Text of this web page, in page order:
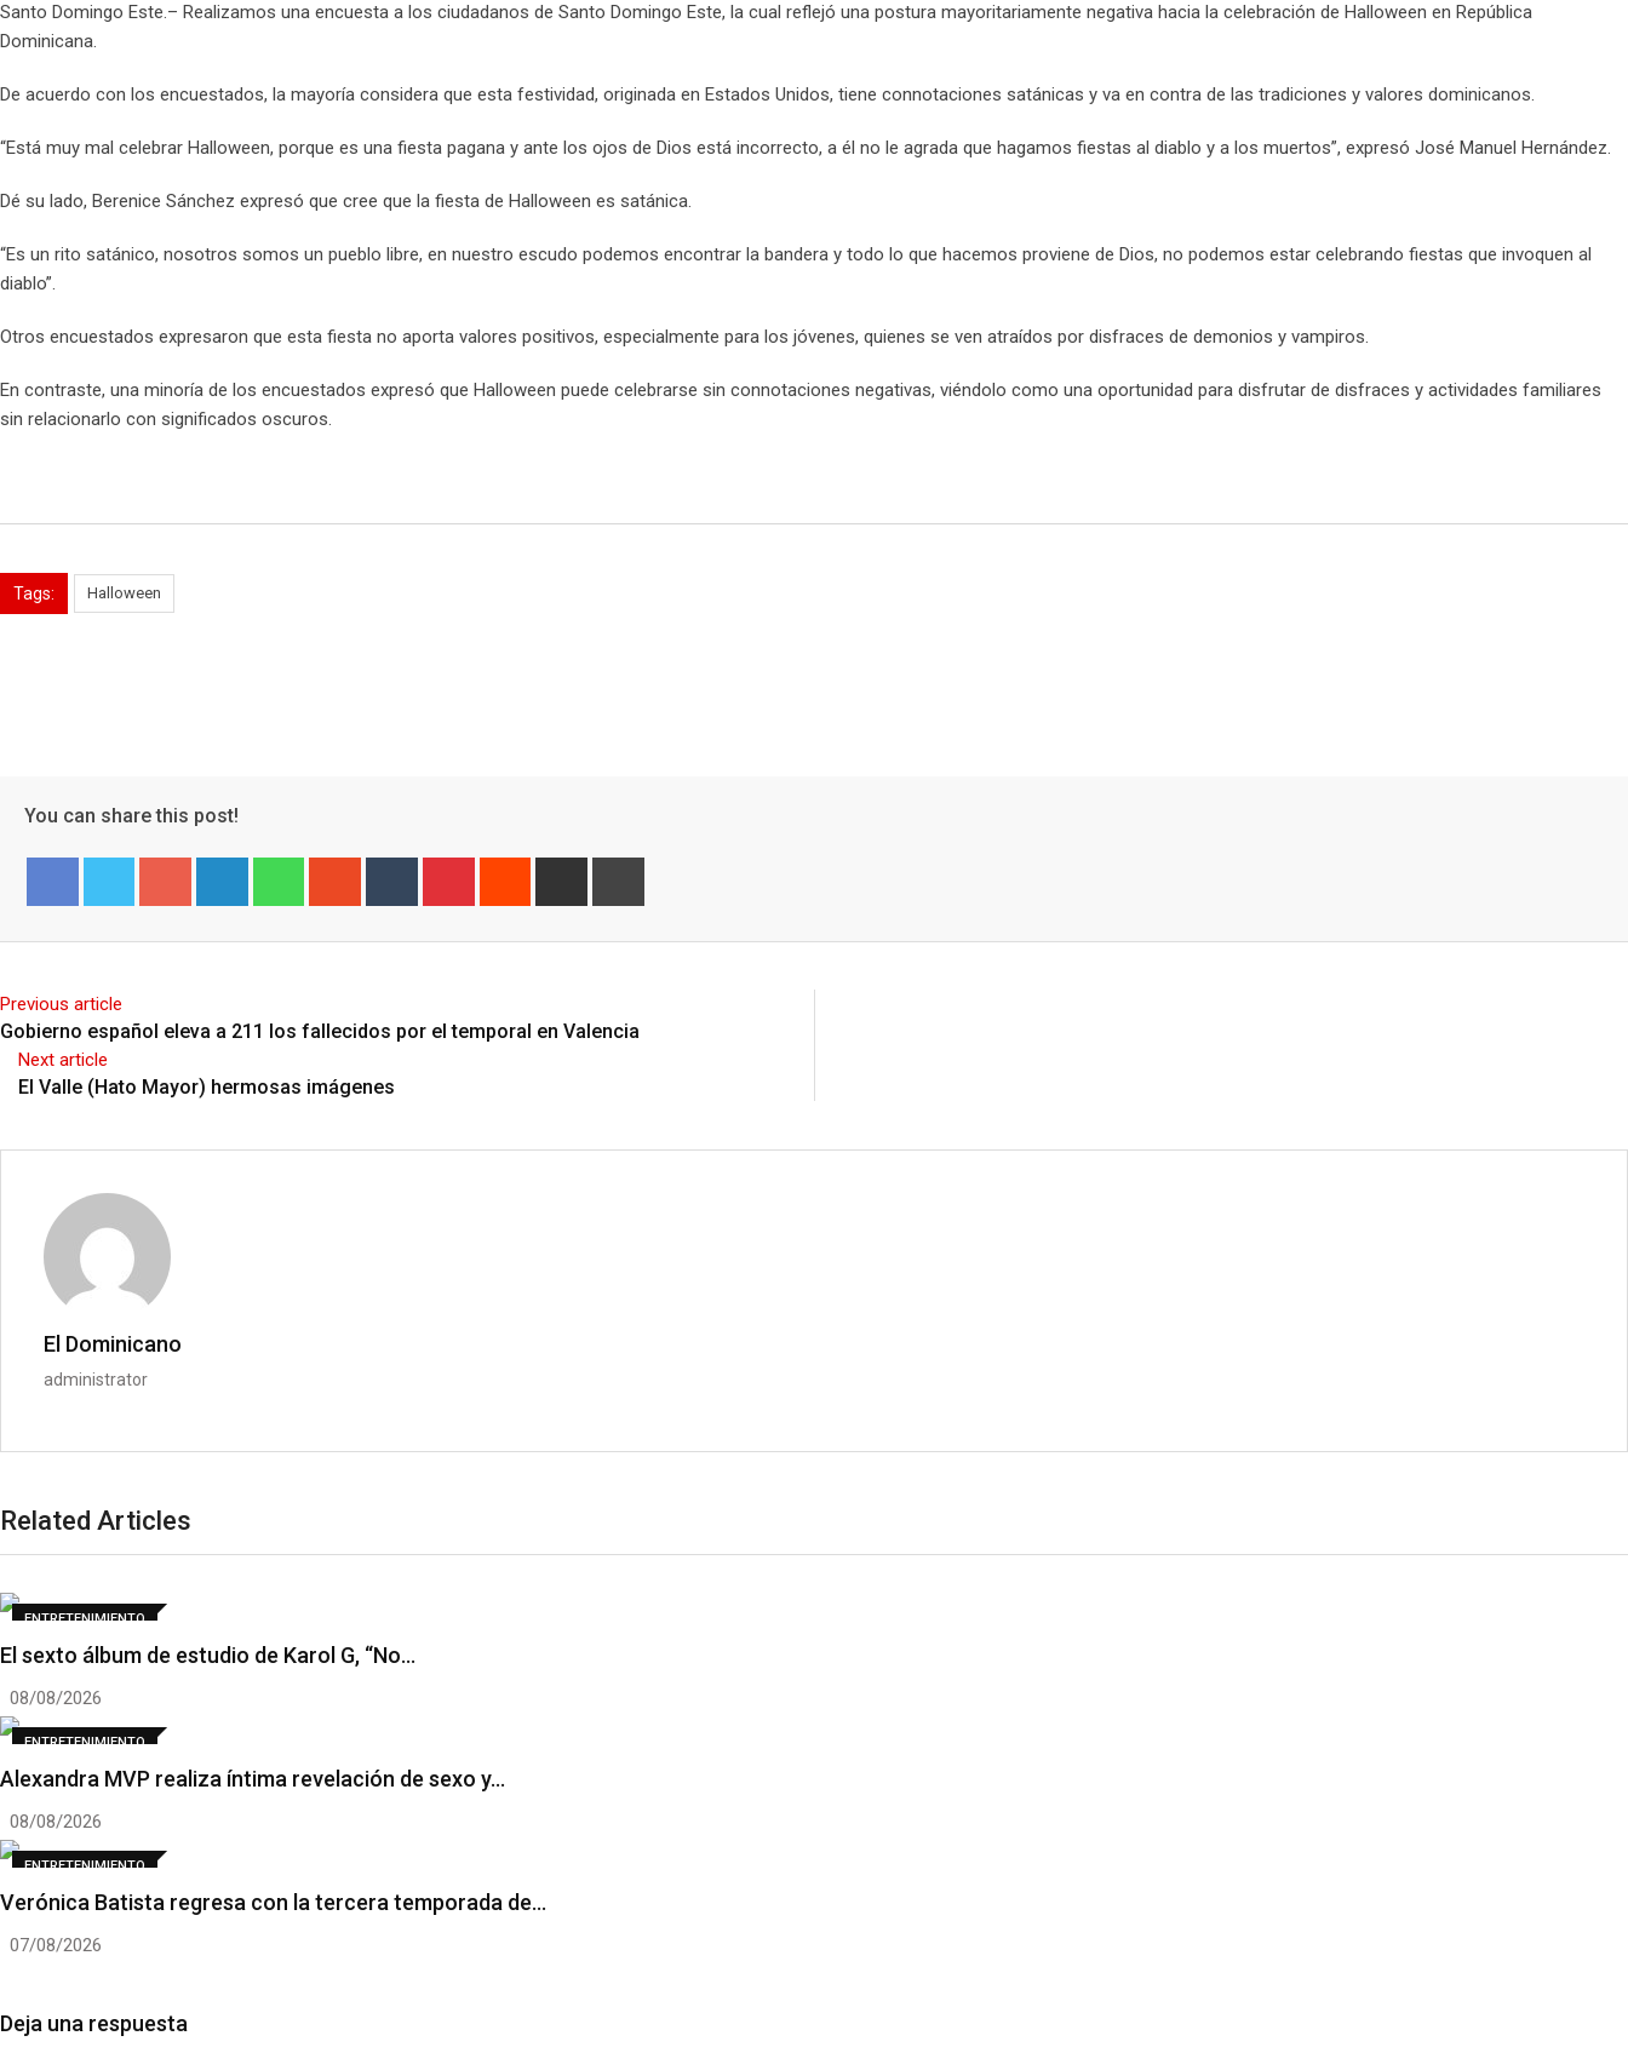
Santo Domingo Este.– Realizamos una encuesta a los ciudadanos de Santo Domingo Este, la cual reflejó una postura mayoritariamente negativa hacia la celebración de Halloween en República
Dominicana.
De acuerdo con los encuestados, la mayoría considera que esta festividad, originada en Estados Unidos, tiene connotaciones satánicas y va en contra de las tradiciones y valores dominicanos.
“Está muy mal celebrar Halloween, porque es una fiesta pagana y ante los ojos de Dios está incorrecto, a él no le agrada que hagamos fiestas al diablo y a los muertos”, expresó José Manuel Hernández.
Dé su lado, Berenice Sánchez expresó que cree que la fiesta de Halloween es satánica.
“Es un rito satánico, nosotros somos un pueblo libre, en nuestro escudo podemos encontrar la bandera y todo lo que hacemos proviene de Dios, no podemos estar celebrando fiestas que invoquen al
diablo”.
Otros encuestados expresaron que esta fiesta no aporta valores positivos, especialmente para los jóvenes, quienes se ven atraídos por disfraces de demonios y vampiros.
En contraste, una minoría de los encuestados expresó que Halloween puede celebrarse sin connotaciones negativas, viéndolo como una oportunidad para disfrutar de disfraces y actividades familiares
sin relacionarlo con significados oscuros.
Tags: Halloween
You can share this post!
Previous article
Gobierno español eleva a 211 los fallecidos por el temporal en Valencia
Next article
El Valle (Hato Mayor) hermosas imágenes
El Dominicano
administrator
Related Articles
ENTRETENIMIENTO
El sexto álbum de estudio de Karol G, “No…
08/08/2026
ENTRETENIMIENTO
Alexandra MVP realiza íntima revelación de sexo y…
08/08/2026
ENTRETENIMIENTO
Verónica Batista regresa con la tercera temporada de…
07/08/2026
Deja una respuesta